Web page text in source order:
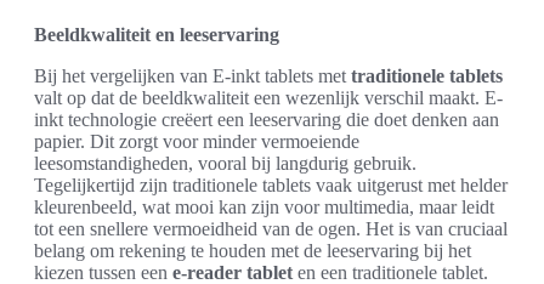
Beeldkwaliteit en leeservaring
Bij het vergelijken van E-inkt tablets met traditionele tablets
valt op dat de beeldkwaliteit een wezenlijk verschil maakt. E-
inkt technologie creëert een leeservaring die doet denken aan
papier. Dit zorgt voor minder vermoeiende
leesomstandigheden, vooral bij langdurig gebruik.
Tegelijkertijd zijn traditionele tablets vaak uitgerust met helder
kleurenbeeld, wat mooi kan zijn voor multimedia, maar leidt
tot een snellere vermoeidheid van de ogen. Het is van cruciaal
belang om rekening te houden met de leeservaring bij het
kiezen tussen een e-reader tablet en een traditionele tablet.